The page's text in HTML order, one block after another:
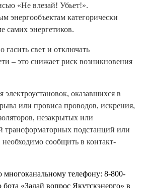
«Не влезай! Убьет!».
энергообъектам категорически
самих энергетиков.
гасить свет и отключать
– это снижает риск возникновения
оказавшихся в
или провиса проводов, искрения,
незакрытых или
трансформаторных подстанций или
сообщить в контакт-
многоканальному телефону: 8-800-
«Задай вопрос Якутскэнерго» в